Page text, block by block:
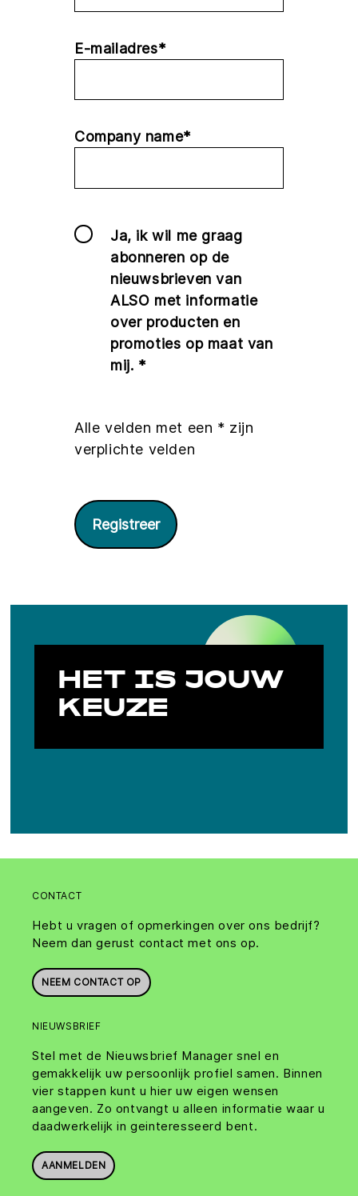
E-mailadres*
Company name*
Ja, ik wil me graag
abonneren op de
nieuwsbrieven van
ALSO met informatie
over producten en
promoties op maat van
mij. *
Alle velden met een * zijn
verplichte velden
Registreer
HET IS JOUW
KEUZE
CONTACT
Hebt u vragen of opmerkingen over ons bedrijf?
Neem dan gerust contact met ons op.
NEEM CONTACT OP
NIEUWSBRIEF
Stel met de Nieuwsbrief Manager snel en
gemakkelijk uw persoonlijk profiel samen. Binnen
vier stappen kunt u hier uw eigen wensen
aangeven. Zo ontvangt u alleen informatie waar u
daadwerkelijk in geinteresseerd bent.
AANMELDEN